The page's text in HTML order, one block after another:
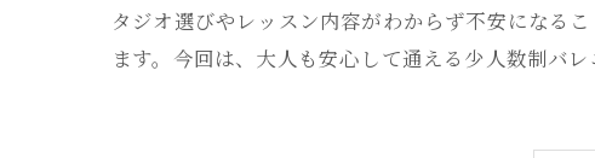
タジオ選びやレッスン内容がわからず不安になる
ます。今回は、大人も安心して通える少人数制バ